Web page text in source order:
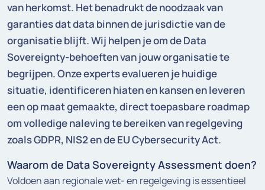
van herkomst. Het benadrukt de noodzaak van
garanties dat data binnen de jurisdictie van de
organisatie blijft. Wij helpen je om de Data
Sovereignty-behoeften van jouw organisatie te
begrijpen. Onze experts evalueren je huidige
situatie, identificeren hiaten en kansen en leveren
een op maat gemaakte, direct toepasbare roadmap
om volledige naleving te bereiken van regelgeving
zoals GDPR, NIS2 en de EU Cybersecurity Act.
Waarom de Data Sovereignty Assessment doen?
Voldoen aan regionale wet- en regelgeving is essentieel